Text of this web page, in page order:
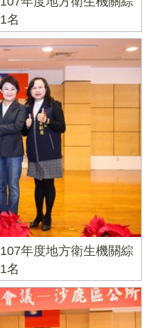
名
年度地方衛生機關綜
名